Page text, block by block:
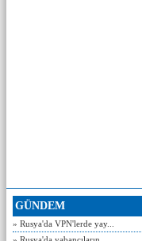
GÜNDEM
» Rusya'da VPN'lerde yay...
» Rusya'da yabancıların ...